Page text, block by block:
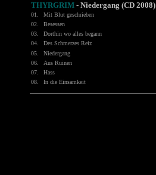
THYRGRIM - Niedergang (CD 2008)
01. Mit Blut geschrieben
02. Besessen
03.
Dorthin wo alles begann
04.
Des Schmerzes Reiz
05.
Niedergang
06.
Aus Ruinen
07.
Hass
08.
In die Einsamkeit